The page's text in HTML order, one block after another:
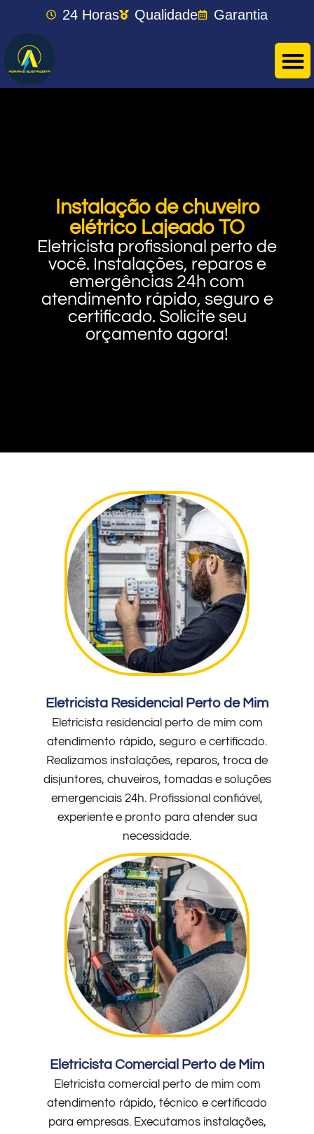
24 Horas Qualidade Garantia
Instalação de chuveiro
elétrico Lajeado TO
Eletricista profissional perto de
você. Instalações, reparos e
emergências 24h com
atendimento rápido, seguro e
certificado. Solicite seu
orçamento agora!
Eletricista Residencial Perto de Mim
Eletricista residencial perto de mim com
atendimento rápido, seguro e certificado.
Realizamos instalações, reparos, troca de
disjuntores, chuveiros, tomadas e soluções
emergenciais 24h. Profissional confiável,
experiente e pronto para atender sua
necessidade.
Eletricista Comercial Perto de Mim
Eletricista comercial perto de mim com
atendimento rápido, técnico e certificado
para empresas. Executamos instalações,